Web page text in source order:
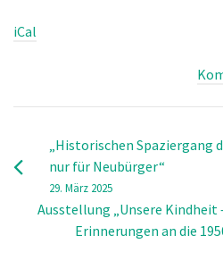
iCal
„Historischen Spaziergang
nur für Neubürger“
29. März 2025
Ausstellung „Unsere Kindheit
Erinnerungen an die